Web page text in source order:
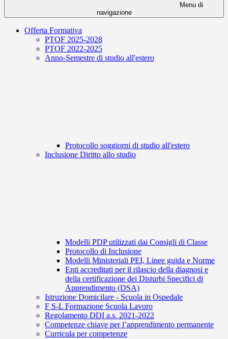
Menu di
navigazione
Offerta Formativa
PTOF 2025-2028
PTOF 2022-2025
Anno-Semestre di studio all'estero
Protocollo soggiorni di studio all'estero
Inclusione Diritto allo studio
Modelli PDP utilizzati dai Consigli di Classe
Protocollo di Inclusione
Modelli Ministeriali PEI, Linee guida e Norme
Enti accreditati per il rilascio della diagnosi e
della certificazione dei Disturbi Specifici di
Apprendimento (DSA)
Istruzione Domicilare - Scuola in Ospedale
F S-L Formazione Scuola Lavoro
Regolamento DDI a.s. 2021-2022
Competenze chiave per l’apprendimento permanente
Curricula per competenze